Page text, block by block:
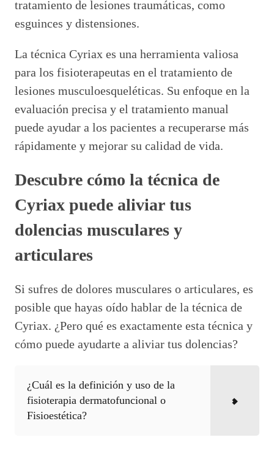
tratamiento de lesiones traumáticas, como
esguinces y distensiones.
La técnica Cyriax es una herramienta valiosa
para los fisioterapeutas en el tratamiento de
lesiones musculoesqueléticas. Su enfoque en la
evaluación precisa y el tratamiento manual
puede ayudar a los pacientes a recuperarse más
rápidamente y mejorar su calidad de vida.
Descubre cómo la técnica de
Cyriax puede aliviar tus
dolencias musculares y
articulares
Si sufres de dolores musculares o articulares, es
posible que hayas oído hablar de la técnica de
Cyriax. ¿Pero qué es exactamente esta técnica y
cómo puede ayudarte a aliviar tus dolencias?
¿Cuál es la definición y uso de la
fisioterapia dermatofuncional o
Fisioestética?